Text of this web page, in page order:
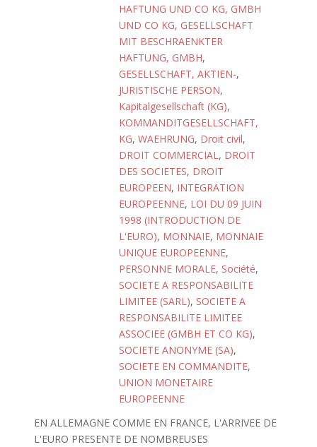
HAFTUNG UND CO KG, GMBH
UND CO KG, GESELLSCHAFT
MIT BESCHRAENKTER
HAFTUNG, GMBH,
GESELLSCHAFT, AKTIEN-,
JURISTISCHE PERSON,
Kapitalgesellschaft (KG),
KOMMANDITGESELLSCHAFT,
KG, WAEHRUNG, Droit civil,
DROIT COMMERCIAL, DROIT
DES SOCIETES, DROIT
EUROPEEN, INTEGRATION
EUROPEENNE, LOI DU 09 JUIN
1998 (INTRODUCTION DE
L'EURO), MONNAIE, MONNAIE
UNIQUE EUROPEENNE,
PERSONNE MORALE, Société,
SOCIETE A RESPONSABILITE
LIMITEE (SARL), SOCIETE A
RESPONSABILITE LIMITEE
ASSOCIEE (GMBH ET CO KG),
SOCIETE ANONYME (SA),
SOCIETE EN COMMANDITE,
UNION MONETAIRE
EUROPEENNE
EN ALLEMAGNE COMME EN FRANCE, L'ARRIVEE DE
L'EURO PRESENTE DE NOMBREUSES